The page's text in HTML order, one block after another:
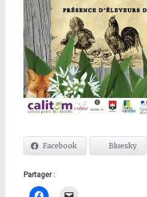
Facebook Bluesky
Partager :